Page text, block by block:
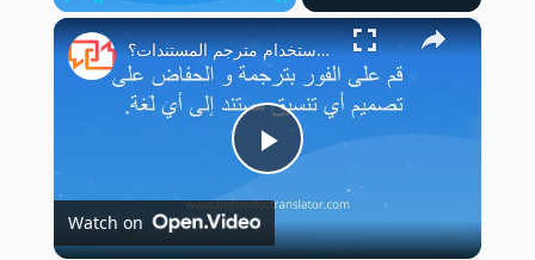
Play Unmute Fullscreen ×
Play
Video
كيف يمكنني استخدام مترجم المستندات؟
Watch on